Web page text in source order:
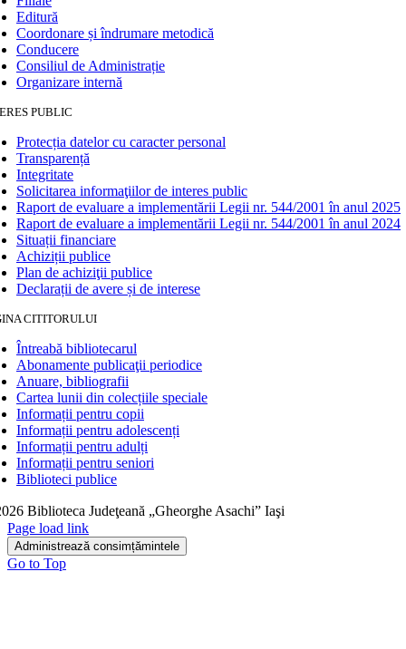
Editură
Coordonare și îndrumare metodică
Conducere
Consiliul de Administrație
Organizare internă
PUBLIC
Protecția datelor cu caracter personal
Transparență
Integritate
Solicitarea informaţiilor de interes public
Raport de evaluare a implementării Legii nr. 544/2001 în anul 2025
Raport de evaluare a implementării Legii nr. 544/2001 în anul 2024
Situații financiare
Achiziții publice
Plan de achiziţii publice
Declarații de avere și de interese
CITITORULUI
Întreabă bibliotecarul
Abonamente publicaţii periodice
Anuare, bibliografii
Cartea lunii din colecțiile speciale
Informații pentru copii
Informații pentru adolescenți
Informații pentru adulți
Informații pentru seniori
Biblioteci publice
Biblioteca Judeţeană „Gheorghe Asachi” Iaşi
Page load link
Administrează consimțămintele
Go to Top